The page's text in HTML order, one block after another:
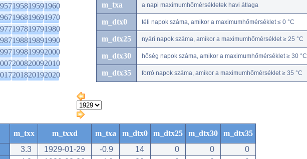
195819591960
196819691970
197819791980
198819891990
199819992000
200820092010
201820192020
m_txa a napi maximumhőmérsékletek havi átlaga
m_dtx0 téli napok száma, amikor a maximumhőmérséklet ≤ 0 °C
m_dtx25 nyári napok száma, amikor a maximumhőmérséklet ≥ 25 °C
m_dtx30 hőség napok száma, amikor a maximumhőmérséklet ≥ 30 °C
m_dtx35 forró napok száma, amikor a maximumhőmérséklet ≥ 35 °C
m_txx m_txxd m_txa m_dtx0 m_dtx25 m_dtx30
m_dtx35
3.3 1929-01-29 -0.9 14 0 0
0